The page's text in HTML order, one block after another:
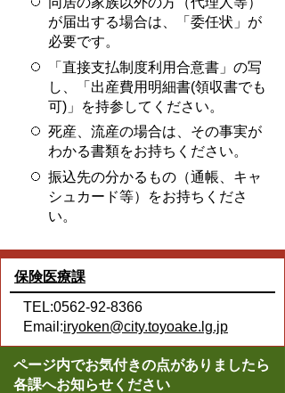
が届出する場合は、「委任状」が
必要です。
「直接支払制度利用合意書」の写
し、「出産費用明細書(領収書でも
可)」を持参してください。
死産、流産の場合は、その事実が
わかる書類をお持ちください。
振込先の分かるもの（通帳、キャ
シュカード等）をお持ちくださ
い。
保険医療課
TEL:0562-92-8366
Email:iryoken@city.toyoake.lg.jp
ページ内でお気付きの点がありましたら
各課へお知らせください